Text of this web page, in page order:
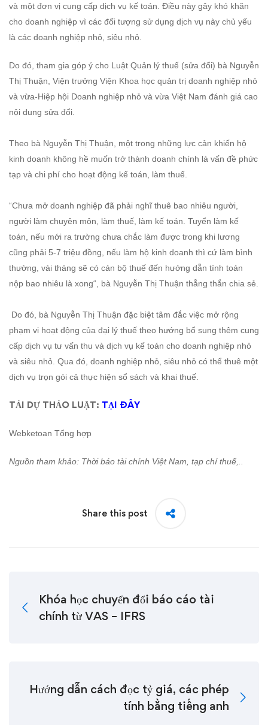
và một đơn vị cung cấp dịch vụ kế toán. Điều này gây khó khăn
cho doanh nghiệp vì các đối tượng sử dụng dịch vụ này chủ yếu
là các doanh nghiệp nhỏ, siêu nhỏ.
Do đó, tham gia góp ý cho Luật Quản lý thuế (sửa đổi) bà Nguyễn
Thị Thuận, Viện trưởng Viện Khoa học quản trị doanh nghiệp nhỏ
và vừa-Hiệp hội Doanh nghiệp nhỏ và vừa Việt Nam đánh giá cao
nội dung sửa đổi.
Theo bà Nguyễn Thị Thuận, một trong những lực cản khiến hộ
kinh doanh không hề muốn trở thành doanh chính là vấn đề phức
tạp và chi phí cho hoạt động kế toán, làm thuế.
“Chưa mở doanh nghiệp đã phải nghĩ thuê bao nhiêu người,
người làm chuyên môn, làm thuế, làm kế toán. Tuyển làm kế
toán, nếu mới ra trường chưa chắc làm được trong khi lương
cũng phải 5-7 triệu đồng, nếu làm hộ kinh doanh thì cứ làm bình
thường, vài tháng sẽ có cán bộ thuế đến hướng dẫn tính toán
nộp bao nhiêu là xong“, bà Nguyễn Thị Thuận thẳng thắn chia sẻ.
Do đó, bà Nguyễn Thị Thuận đặc biệt tâm đắc việc mở rộng
phạm vi hoạt động của đại lý thuế theo hướng bổ sung thêm cung
cấp dịch vụ tư vấn thu và dịch vụ kế toán cho doanh nghiệp nhỏ
và siêu nhỏ. Qua đó, doanh nghiệp nhỏ, siêu nhỏ có thể thuê một
dịch vụ trọn gói cả thực hiện sổ sách và khai thuế.
TẢI DỰ THẢO LUẬT: TẠI ĐÂY
Webketoan Tổng hợp
Nguồn tham khảo: Thời báo tài chính Việt Nam, tạp chí thuế,..
Share this post
Khóa học chuyển đổi báo cáo tài
chính từ VAS – IFRS
Hướng dẫn cách đọc tỷ giá, các phép
tính bằng tiếng anh